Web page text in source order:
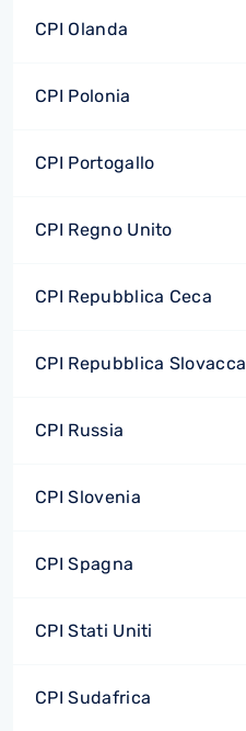
CPI Olanda
CPI Polonia
CPI Portogallo
CPI Regno Unito
CPI Repubblica Ceca
CPI Repubblica Slovacca
CPI Russia
CPI Slovenia
CPI Spagna
CPI Stati Uniti
CPI Sudafrica